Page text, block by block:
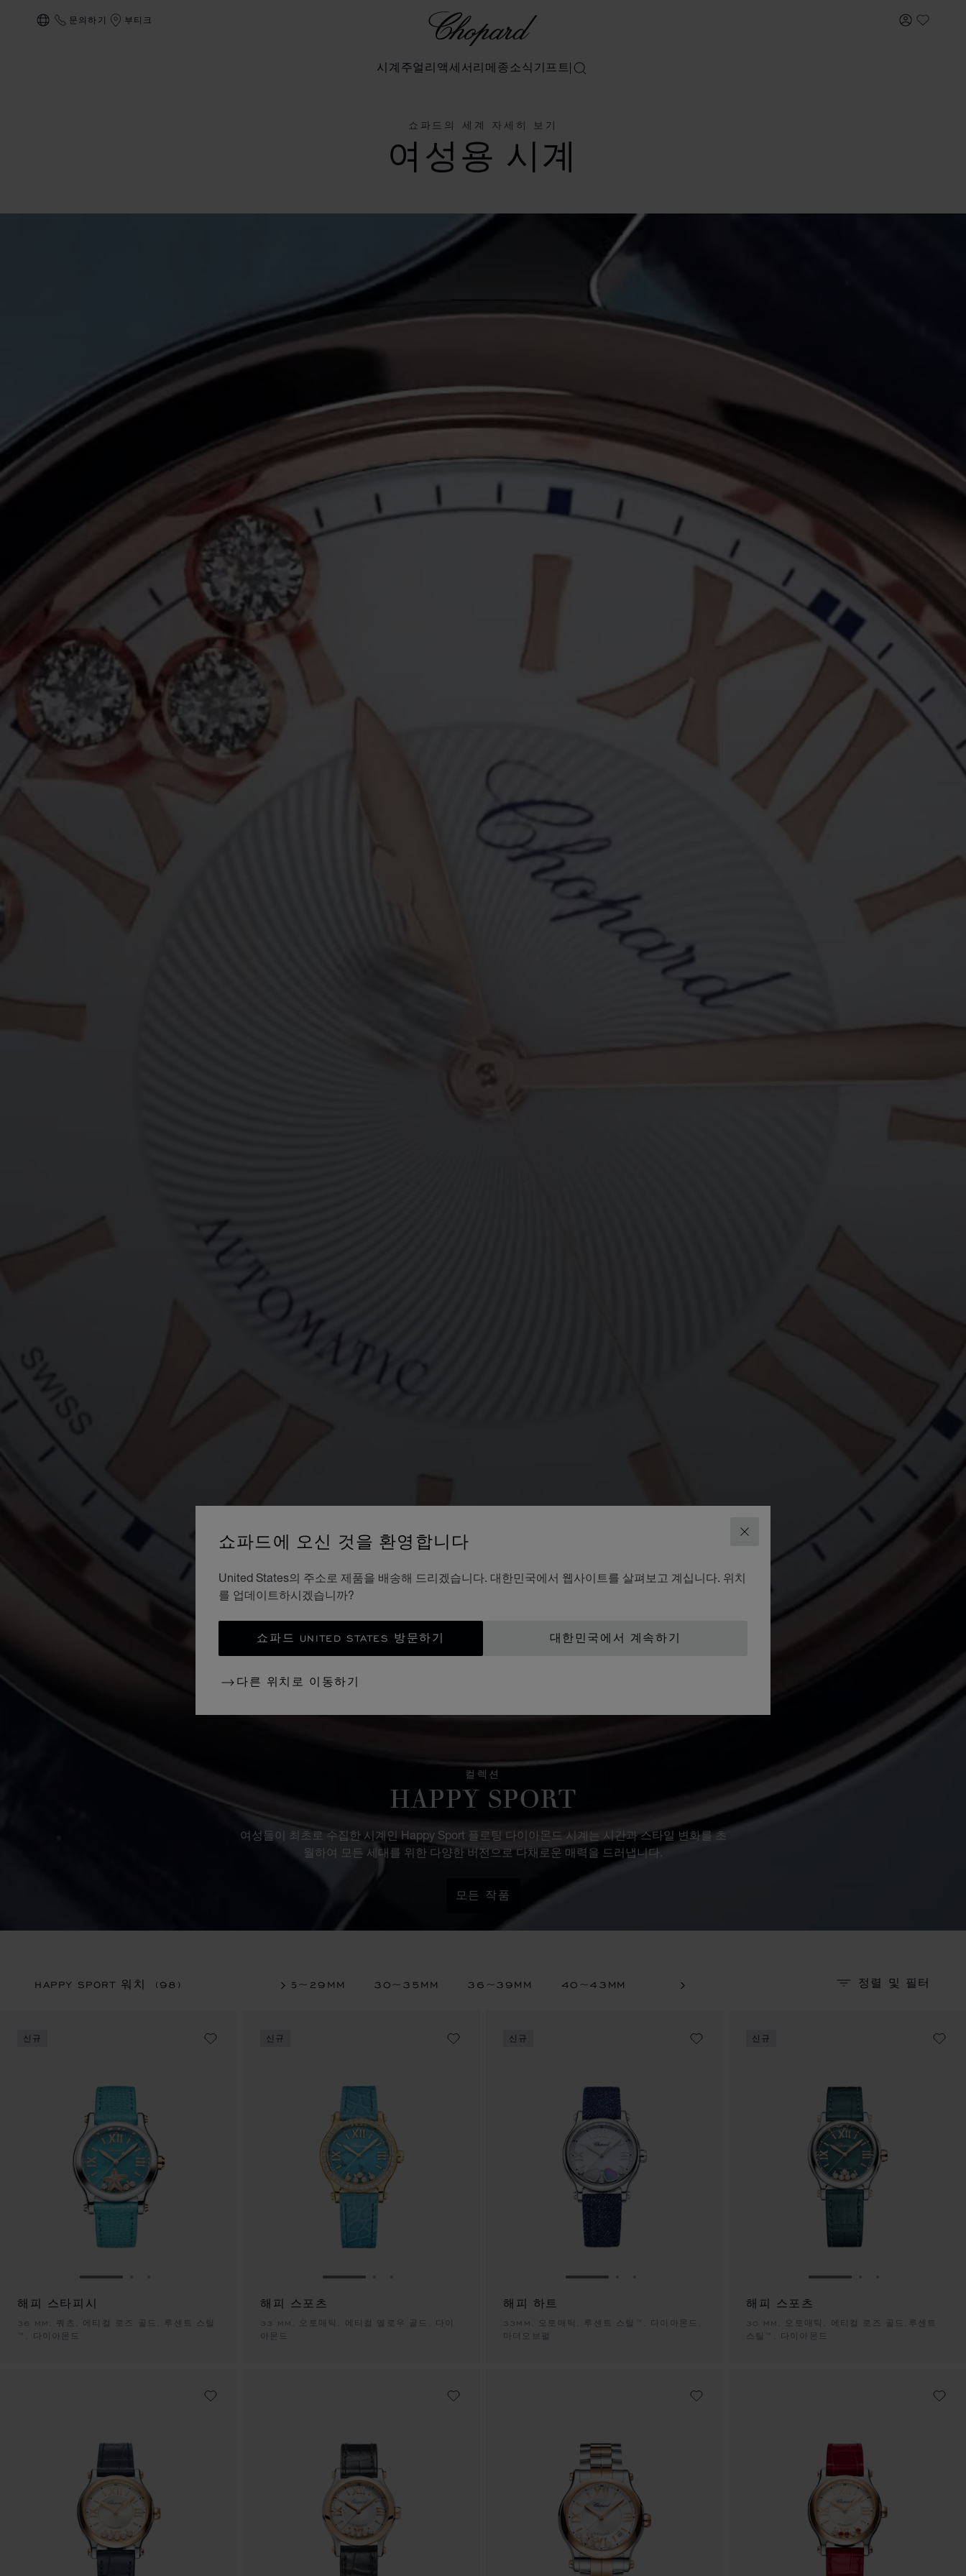
닫기
쇼파드에 오신 것을 환영합니다
United States의 주소로 제품을 배송해 드리겠습니다. 대한민국에서 웹사이트를 살펴보고 계십니다. 위치
를 업데이트하시겠습니까?
쇼파드 UNITED STATES 방문하기 대한민국에서 계속하기
다른 위치로 이동하기
현지화(국가 변경)
문의하기 부티크 내 계정
My
시계 주얼리 액세서리 메종소식 기프트검색
쇼파드의 세계 자세히 보기
여성용 시계
컬렉션
HAPPY SPORT
여성들이 최초로 수집한 시계인 Happy Sport 플로팅 다이아몬드 시계는 시간과 스타일 변화를 초
월하여 모든 세대를 위한 다양한 버전으로 다채로운 매력을 드러냅니다.
모든 작품
HAPPY SPORT 워치 (98) 25~29MM 30~35MM 36~39MM 40~43MM 정렬 및 필터
신규
슬라이드로 이동 1
해피 스타피시
36 MM, 쿼츠, 에티컬 로즈 골드, 루센트 스틸
™, 다이아몬드
신규
슬라이드로 이동 1
해피 스포츠
33 MM, 오토매틱, 에티컬 옐로우 골드, 다이
아몬드
신규
슬라이드로 이동 1
해피 하트
33MM, 오토매틱, 루센트 스틸™, 다이아몬드,
마더오브펄
신규
슬라이드로 이동 1
해피 스포츠
30 MM, 오토매틱, 에티컬 로즈 골드,루센트
스틸™, 다이아몬드